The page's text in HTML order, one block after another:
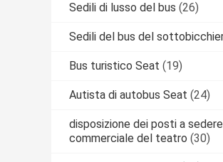
Sedili di lusso del bus (26)
Sedili del bus del
Bus turistico Seat (19)
Autista di autobus Seat (24)
disposizione dei posti a sedere
commerciale del teatro (30)